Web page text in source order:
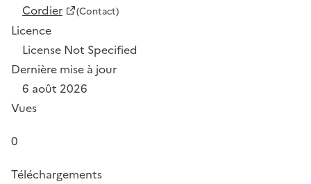
Cordier
(Contact)
Licence
License Not Specified
Dernière mise à jour
6 août 2026
Vues
0
Téléchargements